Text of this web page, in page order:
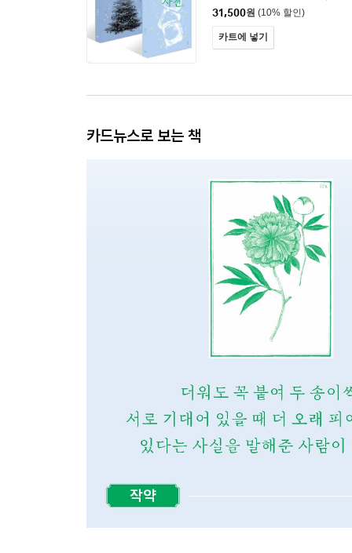
31,500원 (10% 할인)
카트에 넣기
카드뉴스로 보는 책